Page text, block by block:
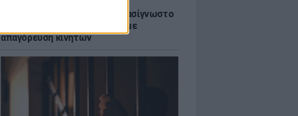
Μυστική γαμήλια γιορτή για πασίγνωστο
ζευγάρι σε πολυτελές κτήμα με
απαγόρευση κινητών